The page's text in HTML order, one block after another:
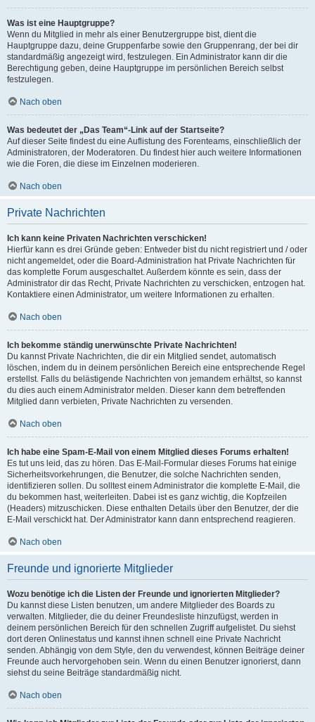
Was ist eine Hauptgruppe?
Wenn du Mitglied in mehr als einer Benutzergruppe bist, dient die
Hauptgruppe dazu, deine Gruppenfarbe sowie den Gruppenrang, der bei dir
standardmäßig angezeigt wird, festzulegen. Ein Administrator kann dir die
Berechtigung geben, deine Hauptgruppe im persönlichen Bereich selbst
festzulegen.
Nach oben
Was bedeutet der „Das Team“-Link auf der Startseite?
Auf dieser Seite findest du eine Auflistung des Forenteams, einschließlich der
Administratoren, der Moderatoren. Du findest hier auch weitere Informationen
wie die Foren, die diese im Einzelnen moderieren.
Nach oben
Private Nachrichten
Ich kann keine Privaten Nachrichten verschicken!
Hierfür kann es drei Gründe geben: Entweder bist du nicht registriert und / oder
nicht angemeldet, oder die Board-Administration hat Private Nachrichten für
das komplette Forum ausgeschaltet. Außerdem könnte es sein, dass der
Administrator dir das Recht, Private Nachrichten zu verschicken, entzogen hat.
Kontaktiere einen Administrator, um weitere Informationen zu erhalten.
Nach oben
Ich bekomme ständig unerwünschte Private Nachrichten!
Du kannst Private Nachrichten, die dir ein Mitglied sendet, automatisch
löschen, indem du in deinem persönlichen Bereich eine entsprechende Regel
erstellst. Falls du belästigende Nachrichten von jemandem erhältst, so kannst
du dies auch einem Administrator melden. Dieser kann dem betreffenden
Mitglied dann verbieten, Private Nachrichten zu versenden.
Nach oben
Ich habe eine Spam-E-Mail von einem Mitglied dieses Forums erhalten!
Es tut uns leid, das zu hören. Das E-Mail-Formular dieses Forums hat einige
Sicherheitsvorkehrungen, die Benutzer, die solche Nachrichten senden,
identifizieren sollen. Du solltest einem Administrator die komplette E-Mail, die
du bekommen hast, weiterleiten. Dabei ist es ganz wichtig, die Kopfzeilen
(Headers) mitzuschicken. Diese enthalten Details über den Benutzer, der die
E-Mail verschickt hat. Der Administrator kann dann entsprechend reagieren.
Nach oben
Freunde und ignorierte Mitglieder
Wozu benötige ich die Listen der Freunde und ignorierten Mitglieder?
Du kannst diese Listen benutzen, um andere Mitglieder des Boards zu
verwalten. Mitglieder, die du deiner Freundesliste hinzufügst, werden in
deinem persönlichen Bereich für den schnellen Zugriff aufgelistet. Du siehst
dort deren Onlinestatus und kannst ihnen schnell eine Private Nachricht
senden. Abhängig von dem Style, den du verwendest, können Beiträge deiner
Freunde auch hervorgehoben sein. Wenn du einen Benutzer ignorierst, dann
siehst du seine Beiträge standardmäßig nicht.
Nach oben